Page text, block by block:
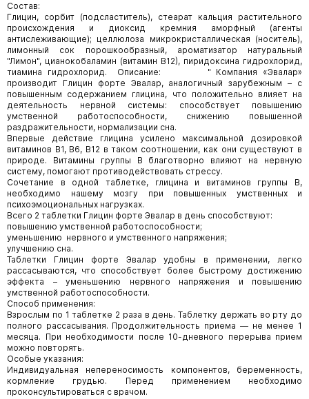
Состав:
Глицин, сорбит (подсластитель), стеарат кальция растительного
происхождения и диоксид кремния аморфный (агенты
антислеживающие); целлюлоза микрокристаллическая (носитель),
лимонный сок порошкообразный, ароматизатор натуральный
"Лимон", цианокобаламин (витамин В12), пиридоксина гидрохлорид,
тиамина гидрохлорид. Описание: " Компания «Эвалар»
производит Глицин форте Эвалар, аналогичный зарубежным – с
повышенным содержанием глицина, что положительно влияет на
деятельность нервной системы: способствует повышению
умственной работоспособности, снижению повышенной
раздражительности, нормализации сна.
Впервые действие глицина усилено максимальной дозировкой
витаминов B1, B6, B12 в таком соотношении, как они существуют в
природе. Витамины группы В благотворно влияют на нервную
систему, помогают противодействовать стрессу.
Сочетание в одной таблетке, глицина и витаминов группы В,
необходимо нашему мозгу при повышенных умственных и
психоэмоциональных нагрузках.
Всего 2 таблетки Глицин форте Эвалар в день способствуют:
повышению умственной работоспособности;
уменьшению нервного и умственного напряжения;
улучшению сна.
Таблетки Глицин форте Эвалар удобны в применении, легко
рассасываются, что способствует более быстрому достижению
эффекта – уменьшению нервного напряжения и повышению
умственной работоспособности.
Способ применения:
Взрослым по 1 таблетке 2 раза в день. Таблетку держать во рту до
полного рассасывания. Продолжительность приема — не менее 1
месяца. При необходимости после 10-дневного перерыва прием
можно повторять.
Особые указания:
Индивидуальная непереносимость компонентов, беременность,
кормление грудью. Перед применением необходимо
проконсультироваться с врачом.